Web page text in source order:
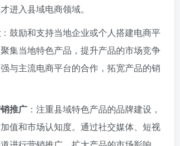
进入县域电商领域。
：鼓励和支持当地企业或个人搭建电商平
集当地特色产品，提升产品的市场竞争
与主流电商平台的合作，拓宽产品的销
推广 ：注重县域特色产品的品牌建设，
值和市场认知度。通过社交媒体、短视